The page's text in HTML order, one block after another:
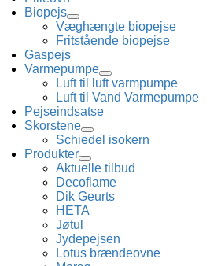
Biopejs
Væghængte biopejse
Fritstående biopejse
Gaspejs
Varmepumpe
Luft til luft varmpumpe
Luft til Vand Varmepumpe
Pejseindsatse
Skorstene
Schiedel isokern
Produkter
Aktuelle tilbud
Decoflame
Dik Geurts
HETA
Jøtul
Jydepejsen
Lotus brændeovne